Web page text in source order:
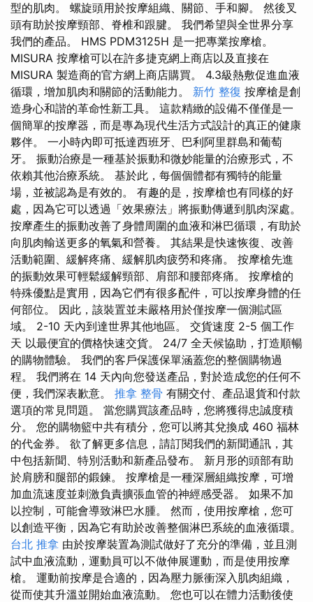
型的肌肉。 螺旋頭用於按摩組織、關節、手和腳。 然後叉
頭有助於按摩頸部、脊椎和跟腱。 我們希望與全世界分享
我們的產品。 HMS PDM3125H 是一把專業按摩槍。
MISURA 按摩槍可以在許多捷克網上商店以及直接在
MISURA 製造商的官方網上商店購買。 4.3級熱敷促進血液
循環，增加肌肉和關節的活動能力。 新竹 整復 按摩槍是創
造身心和諧的革命性新工具。 這款精緻的設備不僅僅是一
個簡單的按摩器，而是專為現代生活方式設計的真正的健康
夥伴。 一小時內即可抵達西班牙、巴利阿里群島和葡萄
牙。 振動治療是一種基於振動和微妙能量的治療形式，不
依賴其他治療系統。 基於此，每個個體都有獨特的能量
場，並被認為是有效的。 有趣的是，按摩槍也有同樣的好
處，因為它可以透過「效果療法」將振動傳遞到肌肉深處。
按摩產生的振動改善了身體周圍的血液和淋巴循環，有助於
向肌肉輸送更多的氧氣和營養。 其結果是快速恢復、改善
活動範圍、緩解疼痛、緩解肌肉疲勞和疼痛。 按摩槍先進
的振動效果可輕鬆緩解頸部、肩部和腰部疼痛。 按摩槍的
特殊優點是實用，因為它們有很多配件，可以按摩身體的任
何部位。 因此，該裝置並未嚴格用於僅按摩一個測試區
域。 2-10 天內到達世界其他地區。 交貨速度 2-5 個工作
天 以最便宜的價格快速交貨。 24/7 全天候協助，打造順暢
的購物體驗。 我們的客戶保護保單涵蓋您的整個購物過
程。 我們將在 14 天內向您發送產品，對於造成您的任何不
便，我們深表歉意。 推拿 整骨 有關交付、產品退貨和付款
選項的常見問題。 當您購買該產品時，您將獲得忠誠度積
分。 您的購物籃中共有積分，您可以將其兌換成 460 福林
的代金券。 欲了解更多信息，請訂閱我們的新聞通訊，其
中包括新聞、特別活動和新產品發布。 新月形的頭部有助
於肩膀和腿部的鍛鍊。 按摩槍是一種深層組織按摩，可增
加血流速度並刺激負責擴張血管的神經感受器。 如果不加
以控制，可能會導致淋巴水腫。 然而，使用按摩槍，您可
以創造平衡，因為它有助於改善整個淋巴系統的血液循環。
台北 推拿 由於按摩裝置為測試做好了充分的準備，並且測
試中血液流動，運動員可以不做伸展運動，而是使用按摩
槍。 運動前按摩是合適的，因為壓力脈衝深入肌肉組織，
從而使其升溫並開始血液流動。 您也可以在體力活動後使